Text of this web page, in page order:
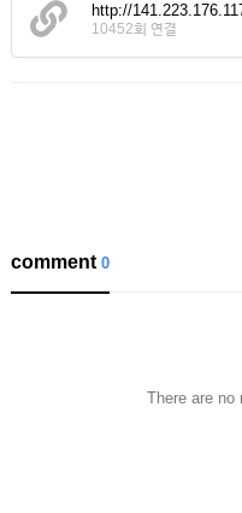
http://
10452회 연결
comment0
There are no